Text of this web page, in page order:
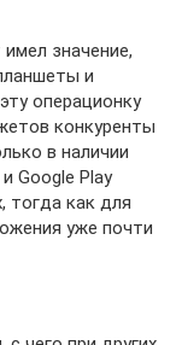
значение,
и
операционку
конкуренты
в наличии
Google Play
тогда как для
уже почти